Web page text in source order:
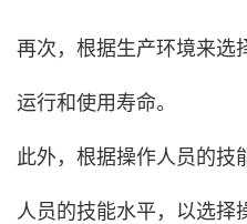
再次，根据生产环境来选
运行和使用寿命。
此外，根据操作人员的技
人员的技能水平，以选择